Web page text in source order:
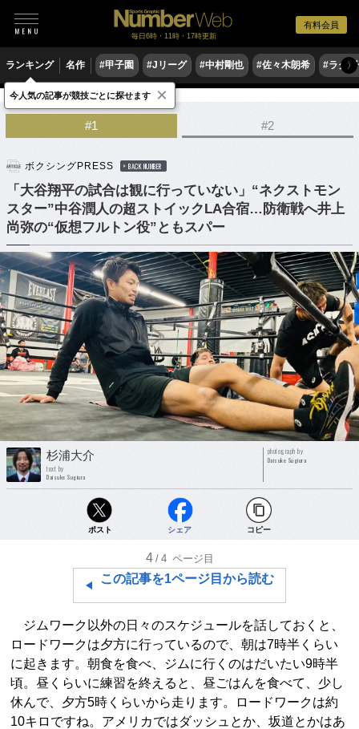
有料会員
毎日6時・11時・17時更新
ランキング 名作 #甲子園 #Jリーグ #中村剛也 #佐々木朗希 #ラグ〉
格闘技 ボクシング
#1 #2
ボクシングPRESS BACK NUMBER
「大谷翔平の試合は観に行っていない」“ネクストモン
スター”中谷潤人の超ストイックLA合宿…防衛戦へ井上
尚弥の“仮想フルトン役”ともスパー
杉浦大介
text by
Daisuke Sugiura
photograph by
Daisuke Sugiura
ポスト シェア コピー
4 /4 ページ目
この記事を1ページ目から読む
ジムワーク以外の日々のスケジュールを話しておくと、
ロードワークは夕方に行っているので、朝は7時半くらい
に起きます。朝食を食べ、ジムに行くのはだいたい9時半
頃。昼くらいに練習を終えると、昼ごはんを食べて、少し
休んで、夕方5時くらいから走ります。ロードワークは約
10キロですね。アメリカではダッシュとか、坂道とかはあ
今人気の記事が競技ごとに探せます ×